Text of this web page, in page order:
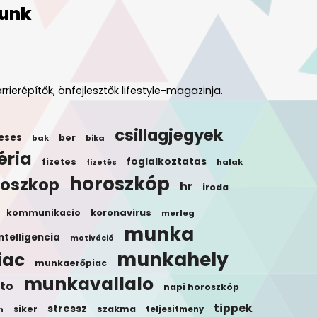
önfejlesztők lifestyle-magazinja.
bak ber bika csillagjegyek
fizetes fizetés foglalkoztatas halak
horoszkóp hr iroda
kommunikacio koronavirus merleg
motiváció munka
munkaerőpiac munkahely
munkavallalo napi horoszkóp
siker stressz szakma teljesitmeny tippek